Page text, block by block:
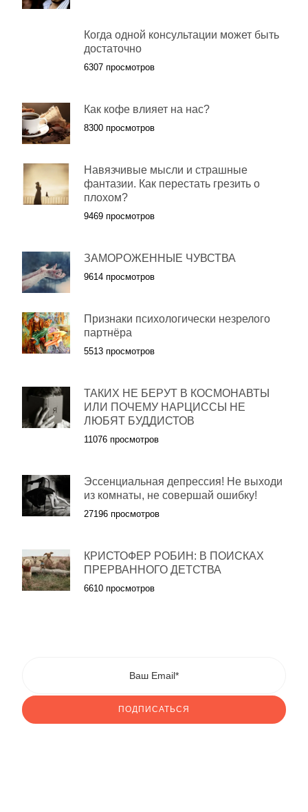
Когда одной консультации может быть
достаточно
6307 просмотров
Как кофе влияет на нас?
8300 просмотров
Навязчивые мысли и страшные
фантазии. Как перестать грезить о
плохом?
9469 просмотров
ЗАМОРОЖЕННЫЕ ЧУВСТВА
9614 просмотров
Признаки психологически незрелого
партнёра
5513 просмотров
ТАКИХ НЕ БЕРУТ В КОСМОНАВТЫ
ИЛИ ПОЧЕМУ НАРЦИССЫ НЕ
ЛЮБЯТ БУДДИСТОВ
11076 просмотров
Эссенциальная депрессия! Не выходи
из комнаты, не совершай ошибку!
27196 просмотров
КРИСТОФЕР РОБИН: В ПОИСКАХ
ПРЕРВАННОГО ДЕТСТВА
6610 просмотров
ПОДПИСАТЬСЯ